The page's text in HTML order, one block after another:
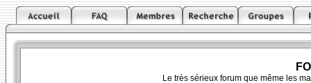
Le très sérieux forum que même les